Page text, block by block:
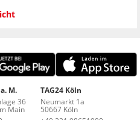
M.
36
Main
TAG24 Köln
Neumarkt 1a
50667 Köln